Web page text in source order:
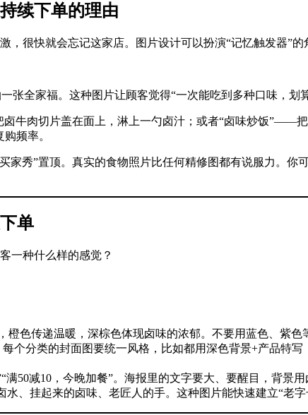
续下单的理由
很快就会忘记这家店。图片设计可以扮演“记忆触发器”的
张全家福。这种图片让顾客觉得“一次能吃到多种口味，划
牛肉切片盖在面上，淋上一勺卤汁；或者“卤味炒饭”——
频率。
家秀”置顶。真实的食物照片比任何精修图都有说服力。你
单
一种什么样的感觉？
色传递温暖，深棕色体现卤味的浓郁。不要用蓝色、紫色
每个分类的封面图要统一风格，比如都用深色背景+产品特
50减10，今晚加餐”。海报里的文字要大、要醒目，背景
、挂起来的卤味、老匠人的手。这种图片能快速建立“老字